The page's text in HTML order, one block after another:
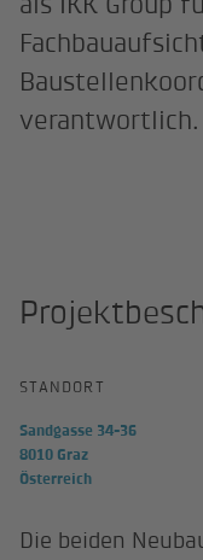
verantwortlich.
STANDORT
Sandgasse 34-36
8010 Graz
Österreich
Die beiden